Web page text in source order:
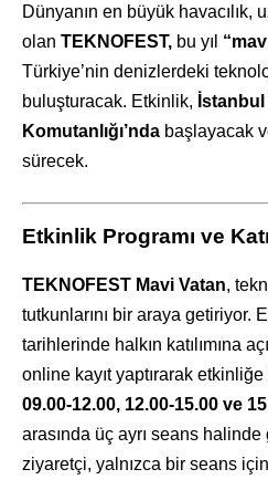
Dünyanın en büyük havacılık,
olan TEKNOFEST, bu yıl
Türkiye’nin denizlerdeki
buluşturacak. Etkinlik,
Komutanlığı’nda başlayacak
sürecek.
Etkinlik Programı ve
TEKNOFEST Mavi Vatan,
tutkunlarını bir araya getiriyor.
tarihlerinde halkın katılımına
online kayıt yaptırarak
09.00-12.00, 12.00-15.00 ve
arasında üç ayrı seans
ziyaretçi, yalnızca bir seans